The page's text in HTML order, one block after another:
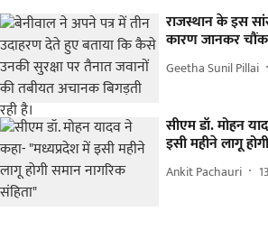
राजस्थान के इस
कारण जानकर
Geetha Sunil Pillai
सीएम डॉ. मोहन
इसी महीने लागू
Ankit Pachauri